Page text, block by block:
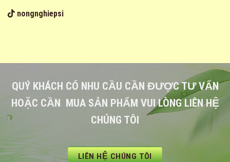
nongnghiepsi
QUÝ KHÁCH CÓ NHU CẦU CẦN ĐƯỢC TƯ VẤN
HOẶC CẦN MUA SẢN PHẨM VUI LÒNG LIÊN HỆ
CHÚNG TÔI
LIÊN HỆ CHÚNG TÔI